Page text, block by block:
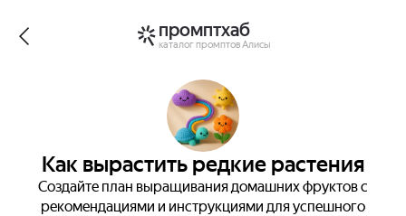
промптхаб
каталог промптов Алисы
Как вырастить редкие растения
Создайте план выращивания домашних фруктов с
рекомендациями и инструкциями для успешного